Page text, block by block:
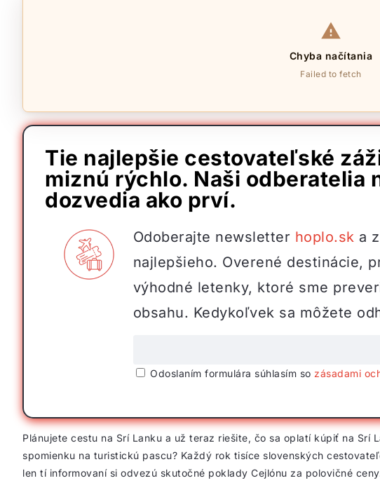
Chyba načítania
Failed to fetch
Tie najlepšie cestovateľské
miznú rýchlo. Naši odberatelia
dozvedia ako prví.
Odoberajte newsletter hoplo.sk a
najlepšieho. Overené destinácie,
výhodné letenky, ktoré sme
obsahu. Kedykoľvek sa môžete
Odoslaním formulára súhlasím so zásadami
Plánujete cestu na Srí Lanku a už teraz riešite, čo sa oplatí kúpiť na Srí
spomienku na turistickú pascu? Každý rok tisíce slovenských
len tí informovaní si odvezú skutočné poklady Cejlónu za polovičné